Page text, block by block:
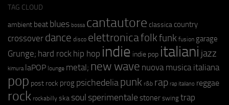
TAG CLOUD
ambient beat blues bossa cantautore classica country
crossover dance disco elettronicafolkfunk fusion garage
Grunge; hard rock hip hop indie indie pop italiani jazz
kimura laPOP lounge metal; new wave nuova musica italiana
pop post rock prog psichedeliapunk r&b rap rap italiano reggae
rock rockabilly ska soul sperimentale stoner swing trap